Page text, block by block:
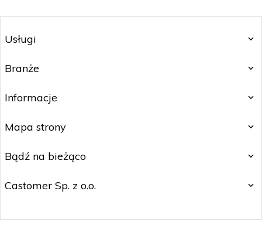
Usługi
Branże
Informacje
Mapa strony
Bądź na bieżąco
Castomer Sp. z o.o.